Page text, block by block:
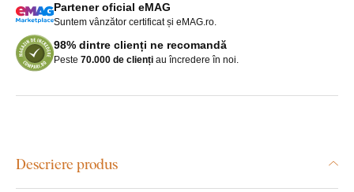
Partener oficial eMAG
Suntem vânzător certificat și eMAG.ro.
98% dintre clienți ne recomandă
Peste 70.000 de clienți au încredere în noi.
Descriere produs